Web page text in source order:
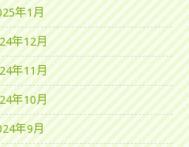
年1月
年12月
年11月
年10月
年9月